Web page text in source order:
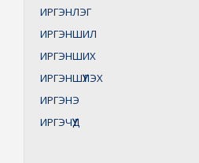
ИРГЭНЛЭГ
ИРГЭНШИЛ
ИРГЭНШИХ
ИРГЭНШҮҮЛЭХ
ИРГЭНЭ
ИРГЭЧҮҮД